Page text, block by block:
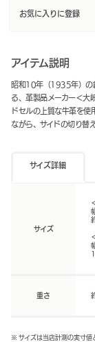
お気に入りに登録
アイテム説明
昭和10年（1935年）の
る、革製品メーカー＜大
ドセルの上質な牛革を使
ながら、サイドの切り替
サイズ詳細
サイズ
重さ
※ サイズは当店計測の実寸値